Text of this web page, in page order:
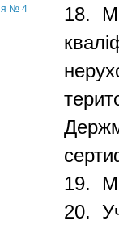
№ 4
18.
19.
20.